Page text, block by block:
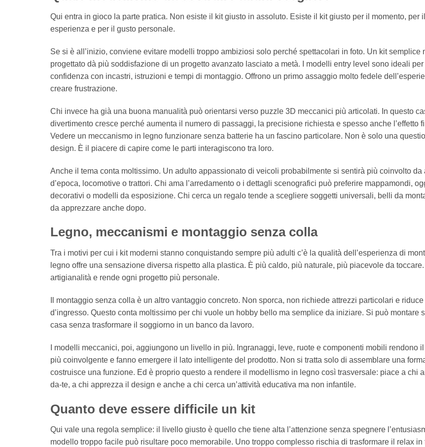
Qui entra in gioco la parte pratica. Non esiste il kit giusto in assoluto. Esiste il kit giusto per il momento, per
esperienza e per il gusto personale.
Se si è all’inizio, conviene evitare modelli troppo ambiziosi solo perché spettacolari in foto. Un kit semplice
progettato dà più soddisfazione di un progetto avanzato lasciato a metà. I modelli entry level sono ideali
confidenza con incastri, istruzioni e tempi di montaggio. Offrono un primo assaggio molto fedele
creare frustrazione.
Chi invece ha già una buona manualità può orientarsi verso puzzle 3D meccanici più articolati. In questo
divertimento cresce perché aumenta il numero di passaggi, la precisione richiesta e spesso anche l’effetto
Vedere un meccanismo in legno funzionare senza batterie ha un fascino particolare. Non è solo una
design. È il piacere di capire come le parti interagiscono tra loro.
Anche il tema conta moltissimo. Un adulto appassionato di veicoli probabilmente si sentirà più coinvolto da
d’epoca, locomotive o trattori. Chi ama l’arredamento o i dettagli scenografici può preferire mappamondi,
decorativi o modelli da esposizione. Chi cerca un regalo tende a scegliere soggetti universali, belli da
da apprezzare anche dopo.
Legno, meccanismi e montaggio senza colla
Tra i motivi per cui i kit moderni stanno conquistando sempre più adulti c’è la qualità dell’esperienza di
legno offre una sensazione diversa rispetto alla plastica. È più caldo, più naturale, più piacevole da
artigianalità e rende ogni progetto più personale.
Il montaggio senza colla è un altro vantaggio concreto. Non sporca, non richiede attrezzi particolari e
d’ingresso. Questo conta moltissimo per chi vuole un hobby bello ma semplice da iniziare. Si può montare
casa senza trasformare il soggiorno in un banco da lavoro.
I modelli meccanici, poi, aggiungono un livello in più. Ingranaggi, leve, ruote e componenti mobili rendono
più coinvolgente e fanno emergere il lato intelligente del prodotto. Non si tratta solo di assemblare una
costruisce una funzione. Ed è proprio questo a rendere il modellismo in legno così trasversale: piace a chi
da-te, a chi apprezza il design e anche a chi cerca un’attività educativa ma non infantile.
Quanto deve essere difficile un kit
Qui vale una regola semplice: il livello giusto è quello che tiene alta l’attenzione senza spegnere
modello troppo facile può risultare poco memorabile. Uno troppo complesso rischia di trasformare il relax in